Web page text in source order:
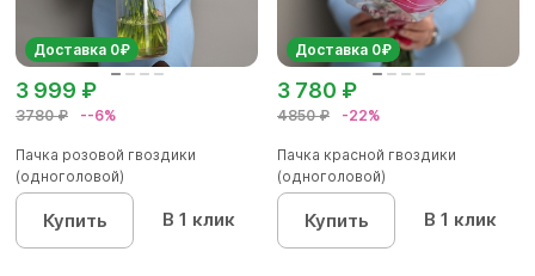
Доставка 0₽
3780 ₽ --6%
3 999 ₽
Пачка розовой гвоздики
(одноголовой)
Купить В 1 клик
Доставка 0₽
4850 ₽ -22%
3 780 ₽
Пачка красной гвоздики
(одноголовой)
Купить В 1 клик